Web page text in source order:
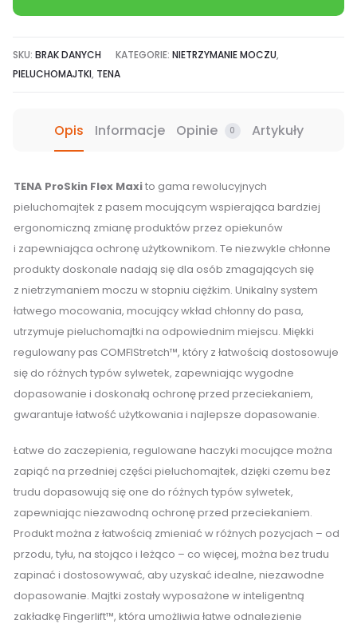
pasem
mocującym,
SKU:BRAK DANYCH KATEGORIE:NIETRZYMANIE MOCZU,
PIELUCHOMAJTKI, TENA
Opis Informacje Opinie 0 Artykuły
TENA ProSkin Flex Maxito gama rewolucyjnych
pieluchomajtek z pasem mocującym wspierająca bardziej
ergonomiczną zmianę produktów przez opiekunów
i zapewniająca ochronę użytkownikom. Te niezwykle chłonne
produkty doskonale nadają się dla osób zmagających się
z nietrzymaniem moczu w stopniu ciężkim. Unikalny system
łatwego mocowania, mocujący wkład chłonny do pasa,
utrzymuje pieluchomajtki na odpowiednim miejscu. Miękki
regulowany pas COMFIStretch™, który z łatwością dostosowuje
się do różnych typów sylwetek, zapewniając wygodne
dopasowanie i doskonałą ochronę przed przeciekaniem,
gwarantuje łatwość użytkowania i najlepsze dopasowanie.
Łatwe do zaczepienia, regulowane haczyki mocujące można
zapiąć na przedniej części pieluchomajtek, dzięki czemu bez
trudu dopasowują się one do różnych typów sylwetek,
zapewniając niezawodną ochronę przed przeciekaniem.
Produkt można z łatwością zmieniać w różnych pozycjach – od
przodu, tyłu, na stojąco i leżąco – co więcej, można bez trudu
zapinać i dostosowywać, aby uzyskać idealne, niezawodne
dopasowanie. Majtki zostały wyposażone w inteligentną
zakładkę Fingerlift™, która umożliwia łatwe odnalezienie